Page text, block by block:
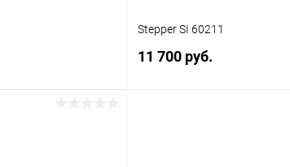
Stepper SI 60211
11 700 руб.